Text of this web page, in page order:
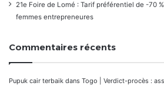
21e Foire de Lomé : Tarif préférentiel de -70
femmes entrepreneures
Commentaires récents
Pupuk cair terbaik dans Togo | Verdict-procès :